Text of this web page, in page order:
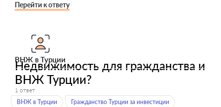
Перейти к ответу
ВНЖ в Турции
Недвижимость для гражданства и
ВНЖ Турции?
1 ответ
ВНЖ в Турции
Гражданство Турции за инвестиции